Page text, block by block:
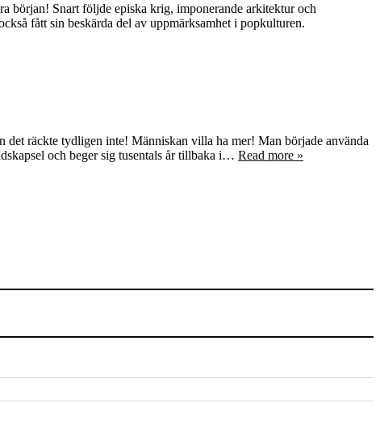
början! Snart följde episka krig, imponerande arkitektur och
fått sin beskärda del av uppmärksamhet i popkulturen.
räckte tydligen inte! Människan villa ha mer! Man började använda
och beger sig tusentals år tillbaka i… Read more »